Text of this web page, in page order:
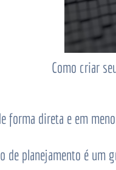
Como criar
forma direta e em
de planejamento é um